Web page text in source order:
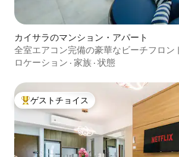
カイサラのマンション・アパート
全室エアコン完備の豪華なビーチフロン
ロケーション · 家族 · 状態
大好評のゲストチョイスです。
ゲストチョイス